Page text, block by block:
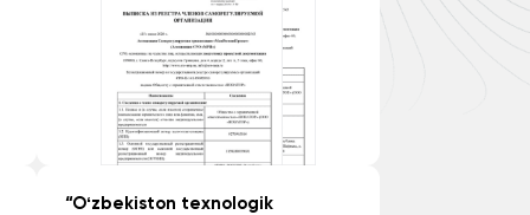
“Oʻzbekiston texnologik